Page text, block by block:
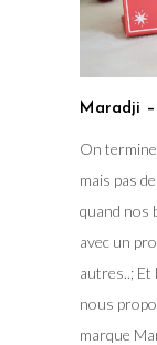
Maradji
On
mais pas
quand nos
avec un
autres..; Et
nous
marque